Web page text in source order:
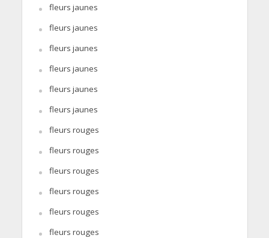
fleurs jaunes
fleurs jaunes
fleurs jaunes
fleurs jaunes
fleurs jaunes
fleurs jaunes
fleurs rouges
fleurs rouges
fleurs rouges
fleurs rouges
fleurs rouges
fleurs rouges